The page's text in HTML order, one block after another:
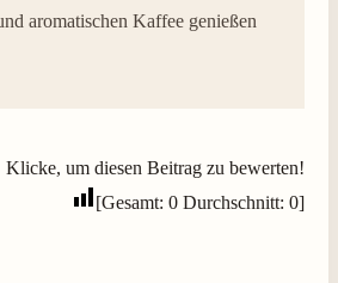
aromatischen Kaffee genießen
Klicke, um diesen Beitrag zu bewerten!
[Gesamt: 0 Durchschnitt: 0]